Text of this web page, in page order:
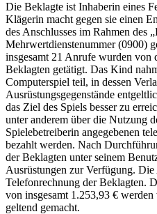
Die Beklagte ist Inhaberin eines
Klägerin macht gegen sie einen
des Anschlusses im Rahmen des
Mehrwertdienstenummer (0900)
insgesamt 21 Anrufe wurden von
Beklagten getätigt. Das Kind
Computerspiel teil, in dessen
Ausrüstungsgegenstände
das Ziel des Spiels besser zu
unter anderem über die Nutzung
Spielebetreiberin angegebenen
bezahlt werden. Nach
der Beklagten unter seinem
Ausrüstungen zur Verfügung.
Telefonrechnung der Beklagten.
von insgesamt 1.253,93 €
geltend gemacht.